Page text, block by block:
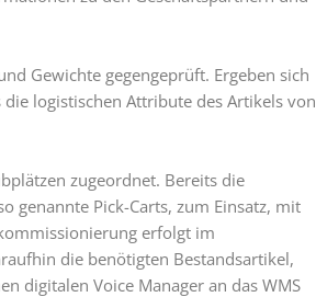
Gewichte gegengeprüft. Ergeben sich
logistischen Attribute des Artikels von
zugeordnet. Bereits die
genannte Pick-Carts, zum Einsatz, mit
erfolgt im
die benötigten Bestandsartikel,
digitalen Voice Manager an das WMS